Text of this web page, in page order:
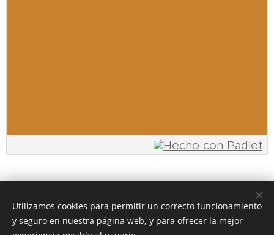
Utilizamos cookies para permitir un correcto funcionamiento
y seguro en nuestra página web, y para ofrecer la mejor